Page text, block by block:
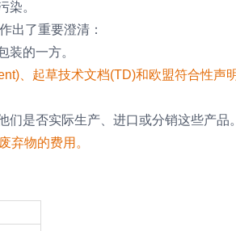
染。
出了重要澄清：
装的一方。
、起草技术文档(TD)和欧盟符合性声
是否实际生产、进口或分销这些产品
弃物的费用。